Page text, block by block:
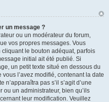
un message ?
ou un modérateur du forum,
vos propres messages. Vous
le bouton adéquat, parfois
initial ait été publié. Si
un petit texte situé en dessous du
l’avez modifié, contenant la date
pas s’il s’agit d’une
un administrateur, bien qu’ils
leur modification. Veuillez